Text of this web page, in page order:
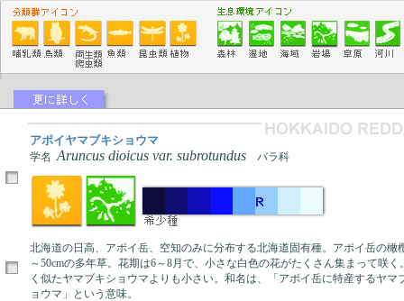
アポイヤマブキショウマ
学名Aruncus dioicus var. subrotundus バラ科
北海道の日高、アポイ岳、空知のみに分布する北海道固有種。アポイ岳の橄
～50cmの多年草。花期は6～8月で、小さな白色の花がたくさん集まって咲
く似たヤマブキショウマよりも小さい。和名は、「アポイ岳に特産するヤ
ョウマ」という意味。